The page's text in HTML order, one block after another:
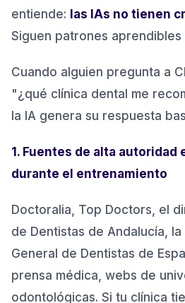
entiende: las IAs no tienen
Siguen patrones aprendibles
Cuando alguien pregunta a
"¿qué clínica dental me
la IA genera su respuesta
1. Fuentes de alta autoridad
durante el entrenamiento
Doctoralia, Top Doctors, el
de Dentistas de Andalucía,
General de Dentistas de
prensa médica, webs de
odontológicas. Si tu clínica